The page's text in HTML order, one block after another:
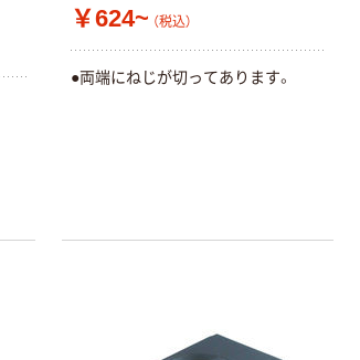
￥624~ （税込）
●両端にねじが切ってあります。